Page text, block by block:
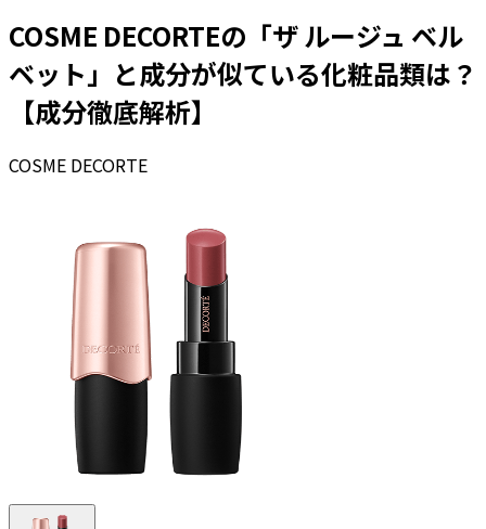
COSME DECORTEの「ザ ルージュ ベル
ベット 」と成分が似ている化粧品類は？
【成分徹底解析】
COSME DECORTE